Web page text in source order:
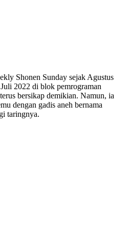
Shonen Sunday sejak Agustus
2022 di blok pemrograman
bersikap demikian. Namun, ia
dengan gadis aneh bernama
taringnya.